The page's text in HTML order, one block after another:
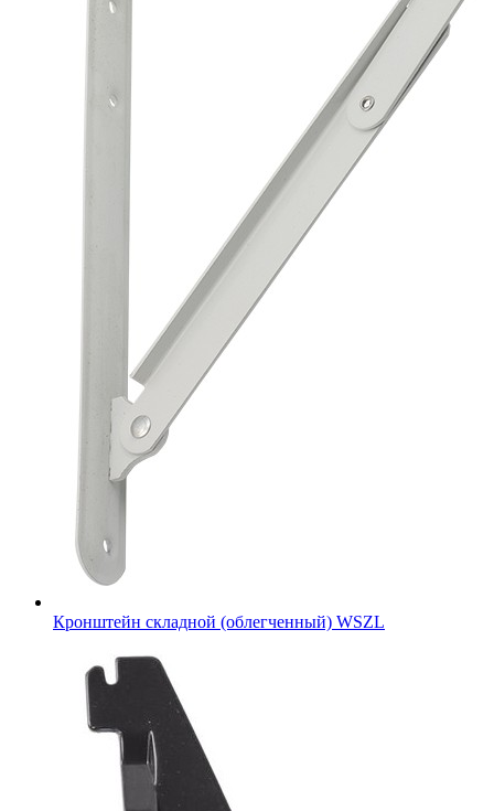
Кронштейн складной (облегченный) WSZL